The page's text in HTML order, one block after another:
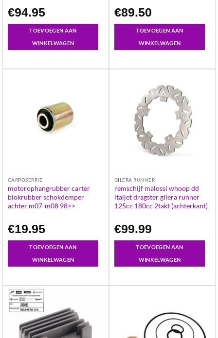
€94.95
TOEVOEGEN AAN
WINKELWAGEN
€89.50
TOEVOEGEN AAN
WINKELWAGEN
CARROSERRIE
motorophangrubber carter
blokrubber schokdemper
achter m07-m08 98>>
€19.95
TOEVOEGEN AAN
WINKELWAGEN
GILERA RUNNER
remschijf malossi whoop dd
italjet dragster gilera runner
125cc 180cc 2takt (achterkant)
€99.99
TOEVOEGEN AAN
WINKELWAGEN